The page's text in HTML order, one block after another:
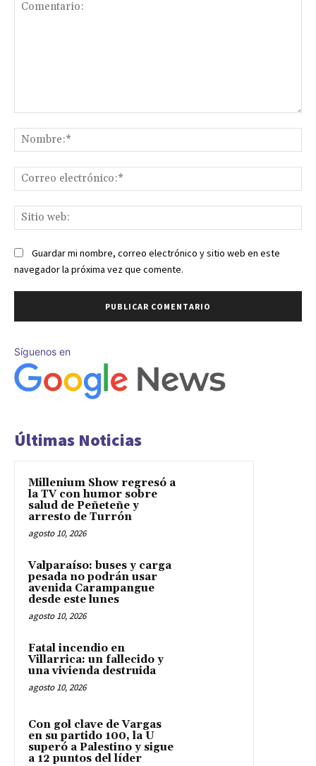
Guardar mi nombre, correo electrónico y sitio web en este
navegador la próxima vez que comente.
Síguenos en
Últimas Noticias
Millenium Show regresó a
la TV con humor sobre
salud de Peñeteñe y
arresto de Turrón
agosto 10, 2026
Valparaíso: buses y carga
pesada no podrán usar
avenida Carampangue
desde este lunes
agosto 10, 2026
Fatal incendio en
Villarrica: un fallecido y
una vivienda destruida
agosto 10, 2026
Con gol clave de Vargas
en su partido 100, la U
superó a Palestino y sigue
a 12 puntos del líder